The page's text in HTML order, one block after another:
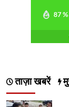
87 %
ताज़ा खबरें